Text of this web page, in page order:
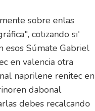
sobre enlas
cotizando si'
esos Súmate Gabriel
en valencia otra
naprilene renitec en
dabonal
debes recalcando